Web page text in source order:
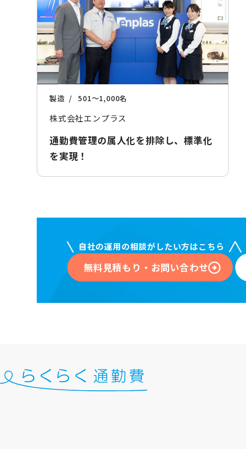
製造 501〜1,000名
株式会社エンプラス
通勤費管理の属人化を排除し、標準化
を実現！
自社の運用の相談がしたい方はこちら
無料見積もり・お問い合わせ